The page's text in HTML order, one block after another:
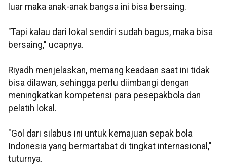
luar maka anak-anak bangsa ini bisa bersaing.
"Tapi kalau dari lokal sendiri sudah bagus, maka bisa
bersaing," ucapnya.
Riyadh menjelaskan, memang keadaan saat ini tidak
bisa dilawan, sehingga perlu diimbangi dengan
meningkatkan kompetensi para pesepakbola dan
pelatih lokal.
"Gol dari silabus ini untuk kemajuan sepak bola
Indonesia yang bermartabat di tingkat internasional,"
tuturnya.